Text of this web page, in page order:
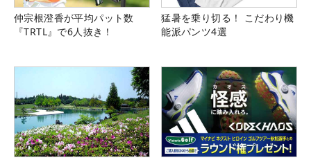
仲宗根澄香が平均パット数
『TRTL』で6人抜き！
猛暑を乗り切る！ こだわり機
能派パンツ4選